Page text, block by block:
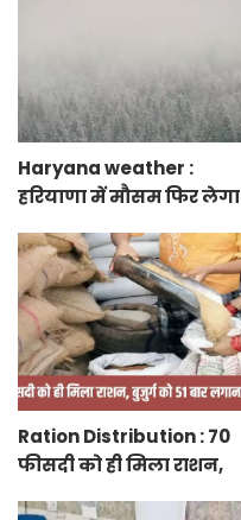
Haryana weather :
हरियाणा में मौसम फिर लेगा
होगी बारिश
Ration Distribution : 70
फीसदी को ही मिला राशन,